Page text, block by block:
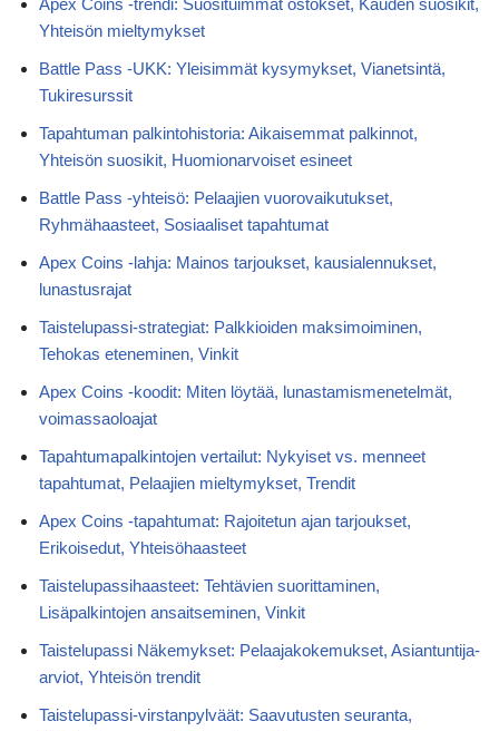
Apex Coins -trendi: Suosituimmat ostokset, Kauden suosikit,
Yhteisön mieltymykset
Battle Pass -UKK: Yleisimmät kysymykset, Vianetsintä,
Tukiresurssit
Tapahtuman palkintohistoria: Aikaisemmat palkinnot,
Yhteisön suosikit, Huomionarvoiset esineet
Battle Pass -yhteisö: Pelaajien vuorovaikutukset,
Ryhmähaasteet, Sosiaaliset tapahtumat
Apex Coins -lahja: Mainos tarjoukset, kausialennukset,
lunastusrajat
Taistelupassi-strategiat: Palkkioiden maksimoiminen,
Tehokas eteneminen, Vinkit
Apex Coins -koodit: Miten löytää, lunastamismenetelmät,
voimassaoloajat
Tapahtumapalkintojen vertailut: Nykyiset vs. menneet
tapahtumat, Pelaajien mieltymykset, Trendit
Apex Coins -tapahtumat: Rajoitetun ajan tarjoukset,
Erikoisedut, Yhteisöhaasteet
Taistelupassihaasteet: Tehtävien suorittaminen,
Lisäpalkintojen ansaitseminen, Vinkit
Taistelupassi Näkemykset: Pelaajakokemukset, Asiantuntija-
arviot, Yhteisön trendit
Taistelupassi-virstanpylväät: Saavutusten seuranta,